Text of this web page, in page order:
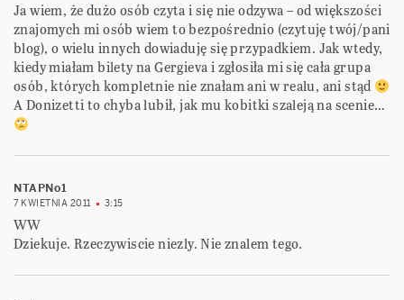
Ja wiem, że dużo osób czyta i się nie odzywa – od większości
znajomych mi osób wiem to bezpośrednio (czytuję twój/pani
blog), o wielu innych dowiaduję się przypadkiem. Jak wtedy,
kiedy miałam bilety na Gergieva i zgłosiła mi się cała grupa
osób, których kompletnie nie znałam ani w realu, ani stąd
A Donizetti to chyba lubił, jak mu kobitki szaleją na scenie…
NTAPNo1
7 KWIETNIA 2011 3:15
WW
Dziekuje. Rzeczywiscie niezly. Nie znalem tego.